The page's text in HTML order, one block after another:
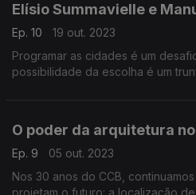
Elísio Summavielle e
Ep. 10
19 out. 2023
Programar as cidades é um
possibilidade da escolha é um
O poder da arquitetura
Ep. 9
05 out. 2023
Nos 30 anos do CCB,
projetam o futuro: a localização